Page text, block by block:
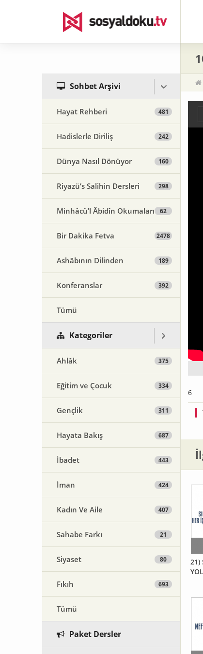
Sohbet Arşivi
Hayat Rehberi 481
Hadislerle Diriliş 242
Dünya Nasıl Dönüyor 160
Riyazü’s Salihin Dersleri 298
Minhâcü’l Âbidîn Okumaları 62
Bir Dakika Fetva 2478
Ashâbının Dilinden 189
Konferanslar 392
Tümü
Kategoriler
Ahlâk 375
Eğitim ve Çocuk 334
Gençlik 311
Hayata Bakış 687
İbadet 443
İman 424
Kadın Ve Aile 407
Sahabe Farkı 21
Siyaset 80
Fıkıh 693
Tümü
Paket Dersler
6
21)